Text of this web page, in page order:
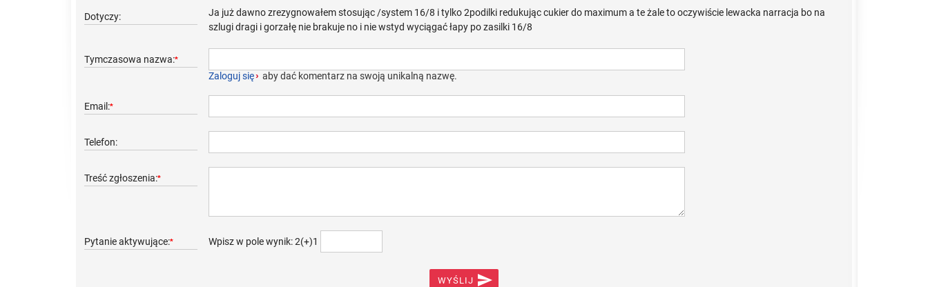
Dotyczy:
Ja już dawno zrezygnowałem stosując /system 16/8 i tylko 2podilki redukując cukier do maximum a te żale to oczywiście lewacka narracja bo na
szlugi dragi i gorzałę nie brakuje no i nie wstyd wyciągać łapy po zasilki 16/8
Tymczasowa nazwa:*
Zaloguj się› aby dać komentarz na swoją unikalną nazwę.
Email:*
Telefon:
Treść zgłoszenia:*
Pytanie aktywujące:* Wpisz w pole wynik: 2(+)1
WYŚLIJ 